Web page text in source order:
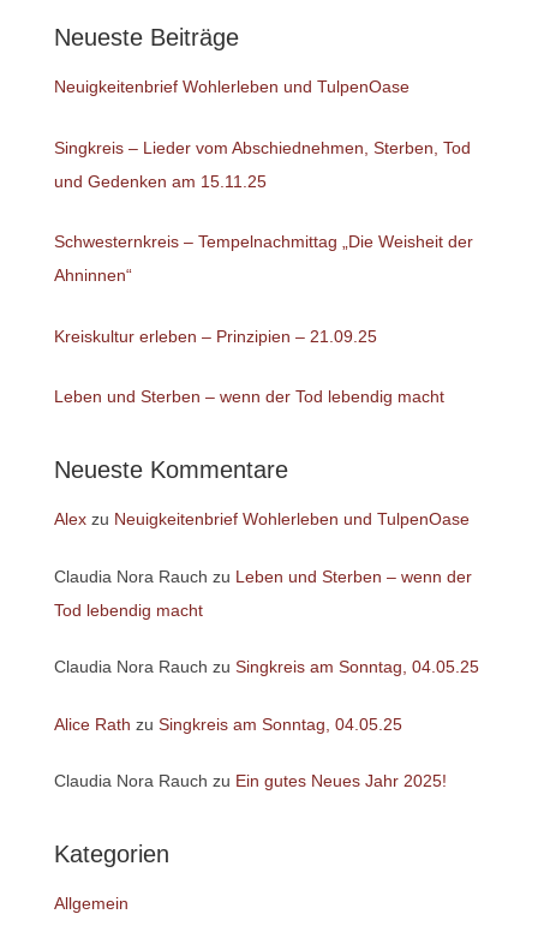
Neueste Beiträge
Neuigkeitenbrief Wohlerleben und TulpenOase
Singkreis – Lieder vom Abschiednehmen, Sterben, Tod
und Gedenken am 15.11.25
Schwesternkreis – Tempelnachmittag „Die Weisheit der
Ahninnen“
Kreiskultur erleben – Prinzipien – 21.09.25
Leben und Sterben – wenn der Tod lebendig macht
Neueste Kommentare
Alexzu Neuigkeitenbrief Wohlerleben und TulpenOase
Claudia Nora Rauch zu Leben und Sterben – wenn der
Tod lebendig macht
Claudia Nora Rauch zu Singkreis am Sonntag, 04.05.25
Alice Rath zu Singkreis am Sonntag, 04.05.25
Claudia Nora Rauch zu Ein gutes Neues Jahr 2025!
Kategorien
Allgemein